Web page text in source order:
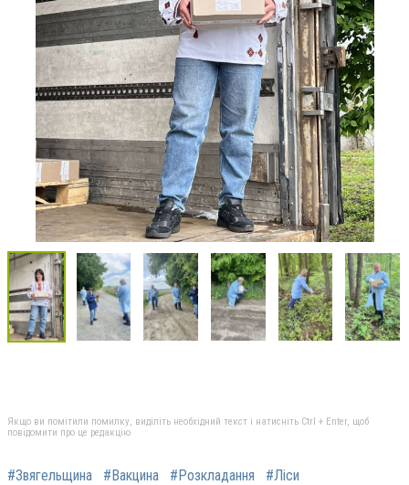
Якщо ви помітили помилку, виділіть необхідний текст і натисніть Ctrl + Enter, щоб
повідомити про це редакцію
#Звягельщина #Вакцина #Розкладання #Ліси